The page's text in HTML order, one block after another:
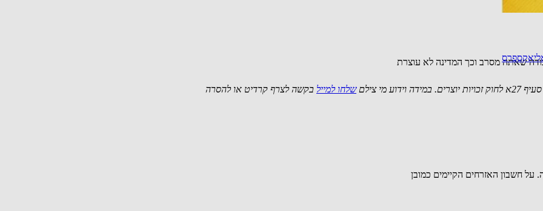
מי צילם שלחו למייל בקשה לצרף קרדיט או להסרה
שאתה מסרב וכך המדינה לא עוצרת
על חשבון האזרחים הקיימים כמובן